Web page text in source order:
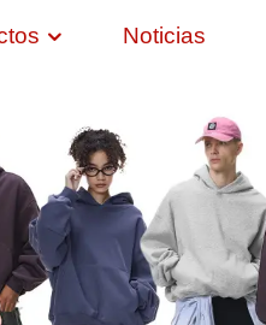
Noticias